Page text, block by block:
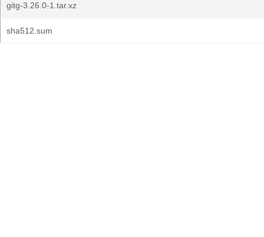
gitg-3.26.0-1.tar.xz
sha512.sum